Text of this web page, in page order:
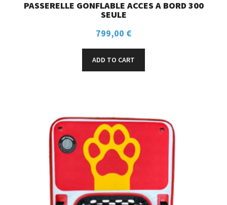
PASSERELLE GONFLABLE ACCES A BORD 300
SEULE
799,00 €
ADD TO CART